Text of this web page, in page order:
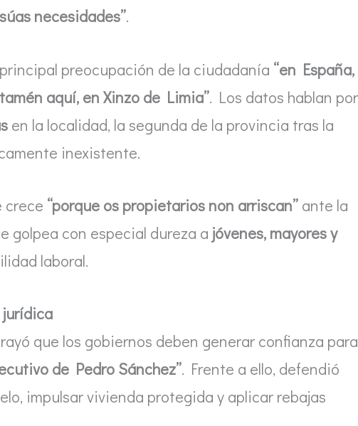
necesidades”.
preocupación de la ciudadanía “en España,
aquí, en Xinzo de Limia”. Los datos hablan por
en la localidad, la segunda de la provincia tras la
inexistente.
crece “porque os propietarios non arriscan” ante la
golpea con especial dureza a jóvenes, mayores y
laboral.
que los gobiernos deben generar confianza para
de Pedro Sánchez”. Frente a ello, defendió
impulsar vivienda protegida y aplicar rebajas